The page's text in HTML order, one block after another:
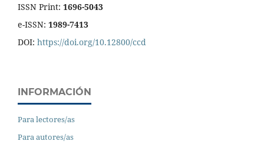
ISSN Print: 1696-5043
e-ISSN: 1989-7413
DOI: https://doi.org/10.12800/ccd
INFORMACIÓN
Para lectores/as
Para autores/as